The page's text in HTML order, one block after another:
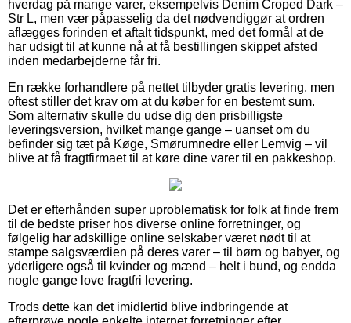
hverdag på mange varer, eksempelvis Denim Croped Dark –
Str L, men vær påpasselig da det nødvendiggør at ordren
aflægges forinden et aftalt tidspunkt, med det formål at de
har udsigt til at kunne nå at få bestillingen skippet afsted
inden medarbejderne får fri.
En række forhandlere på nettet tilbyder gratis levering, men
oftest stiller det krav om at du køber for en bestemt sum.
Som alternativ skulle du udse dig den prisbilligste
leveringsversion, hvilket mange gange – uanset om du
befinder sig tæt på Køge, Smørumnedre eller Lemvig – vil
blive at få fragtfirmaet til at køre dine varer til en pakkeshop.
Det er efterhånden super uproblematisk for folk at finde frem
til de bedste priser hos diverse online forretninger, og
følgelig har adskillige online selskaber været nødt til at
stampe salgsværdien på deres varer – til børn og babyer, og
yderligere også til kvinder og mænd – helt i bund, og endda
nogle gange love fragtfri levering.
Trods dette kan det imidlertid blive indbringende at